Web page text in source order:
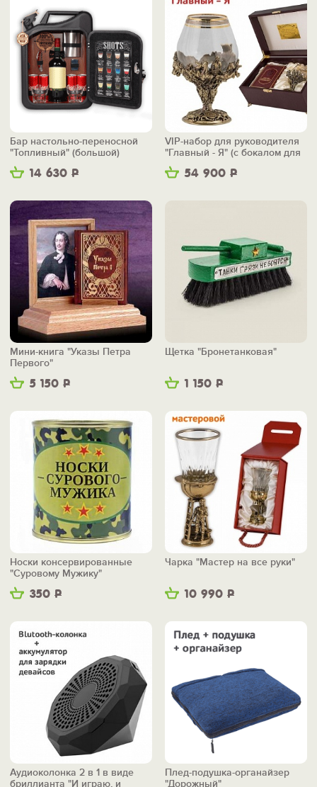
14 630 Р
Бар настольно-переносной
"Топливный" (большой)
54 900 Р
VIP-набор для руководителя
"Главный - Я" (с бокалом для
коньяка)
5 150 Р
Мини-книга "Указы Петра
Первого"
1 150 Р
Щетка "Бронетанковая"
350 Р
Носки консервированные
"Суровому Мужику"
10 990 Р
Чарка "Мастер на все руки"
Аудиоколонка 2 в 1 в виде
бриллианта "И играю, и
Плед-подушка-органайзер
"Дорожный"